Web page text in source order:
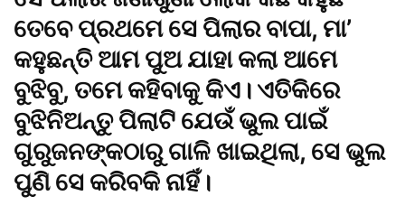
ତେବେ ପ୍ରଥମେ ସେ ପିଲାର ବାପା, ମା’
କହୁଛନ୍ତି ଆମ ପୁଅ ଯାହା କଲା ଆମେ
ବୁଝିବୁ, ତମେ କହିବାକୁ କିଏ। ଏତିକିରେ
ବୁଝିନିଅନ୍ତୁ ପିଲାଟି ଯେଉଁ ଭୁଲ ପାଇଁ
ଗୁରୁଜନଙ୍କଠାରୁ ଗାଳି ଖାଇଥିଲା, ସେ ଭୁଲ
ପୁଣି ସେ କରିବକି ନାହିଁ।